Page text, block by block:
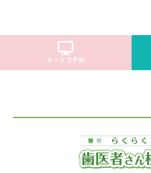
ネットで予約